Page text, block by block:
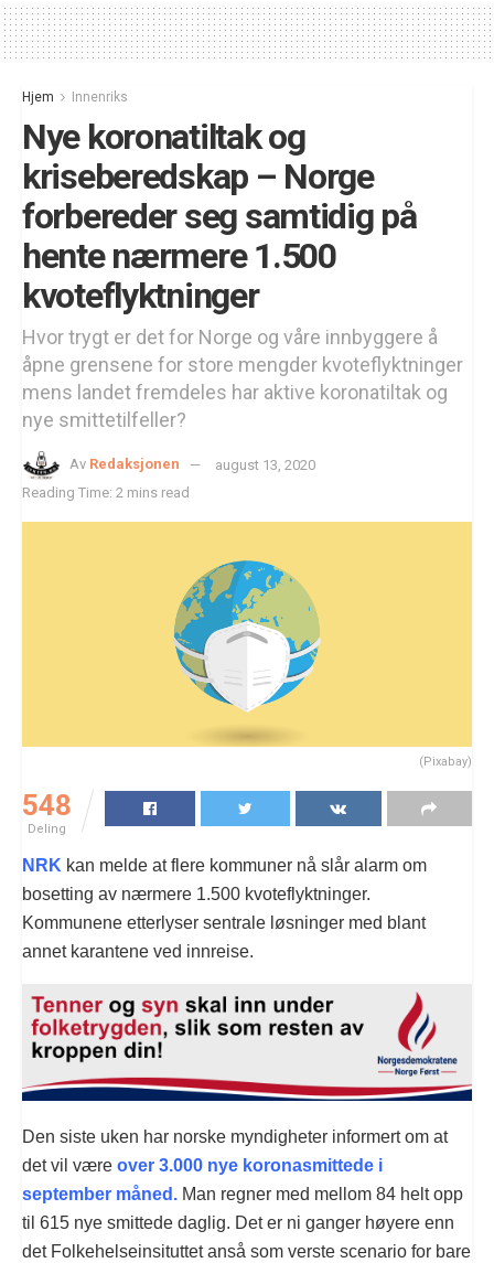
Hjem Innenriks
Nye koronatiltak og
kriseberedskap – Norge
forbereder seg samtidig på
hente nærmere 1.500
kvoteflyktninger
Hvor trygt er det for Norge og våre innbyggere å
åpne grensene for store mengder kvoteflyktninger
mens landet fremdeles har aktive koronatiltak og
nye smittetilfeller?
Av Redaksjonen
august 13, 2020
Reading Time: 2 mins read
(Pixabay)
548
Deling
NRK kan melde at flere kommuner nå slår alarm om
bosetting av nærmere 1.500 kvoteflyktninger.
Kommunene etterlyser sentrale løsninger med blant
annet karantene ved innreise.
Den siste uken har norske myndigheter informert om at
det vil være over 3.000 nye koronasmittede i
september måned. Man regner med mellom 84 helt opp
til 615 nye smittede daglig. Det er ni ganger høyere enn
det Folkehelseinsituttet anså som verste scenario for bare